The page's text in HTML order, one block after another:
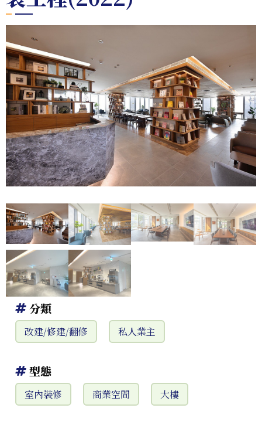
分類
改建/修建/翻修 私人業主
型態
室內裝修 商業空間 大樓